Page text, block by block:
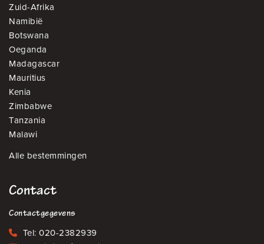
Zuid-Afrika
Namibië
Botswana
Oeganda
Madagascar
Mauritius
Kenia
Zimbabwe
Tanzania
Malawi
Alle bestemmingen
Contact
Contactgegevens
Tel: 020-2382939